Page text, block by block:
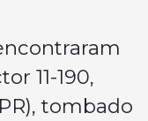
11-190,
tombado